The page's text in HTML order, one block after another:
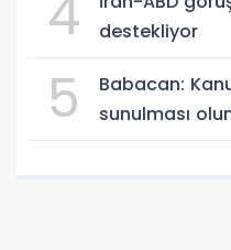
4
destekliyor
5
Babacan:
sunulması